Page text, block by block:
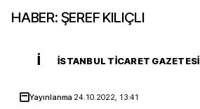
HABER: ŞEREF KILIÇLI
İ İSTANBUL TICARET GAZETESI
Yayınlanma 24.10.2022, 13:41